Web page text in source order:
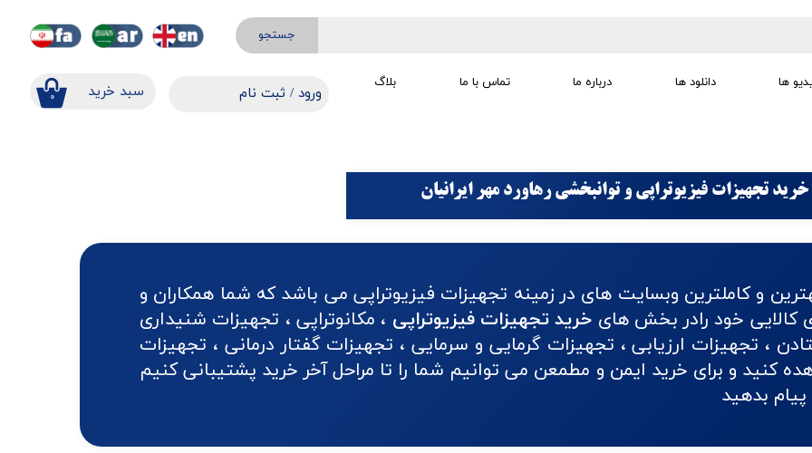
جستجو
۰ ​​سبد خرید ورود / ثبت نام
تجهیزات الکترو تراپی
ها دانلود ها درباره ما تماس با ما بلاگ
و کاملترین وبسایت های در زمینه تجهیزات فیزیوتراپی می باشد که شما همکاران و
کالایی خود رادر بخش های خرید تجهیزات فیزیوتراپی ، مکانوتراپی ، تجهیزات شنیداری
، تجهیزات ارزیابی ، تجهیزات گرمایی و سرمایی ، تجهیزات گفتار درمانی ، تجهیزات
کنید و برای خرید ایمن و مطمعن می توانیم شما را تا مراحل آخر خرید پشتیبانی کنیم
بدهید
خرید تجهیزات فیزیوتراپی و توانبخشی رهاورد مهر ایرانیان